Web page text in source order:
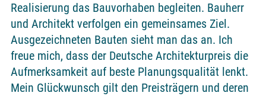
Realisierung das Bauvorhaben begleiten. Bauherr
und Architekt verfolgen ein gemeinsames Ziel.
Ausgezeichneten Bauten sieht man das an. Ich
freue mich, dass der Deutsche Architekturpreis die
Aufmerksamkeit auf beste Planungsqualität lenkt.
Mein Glückwunsch gilt den Preisträgern und deren